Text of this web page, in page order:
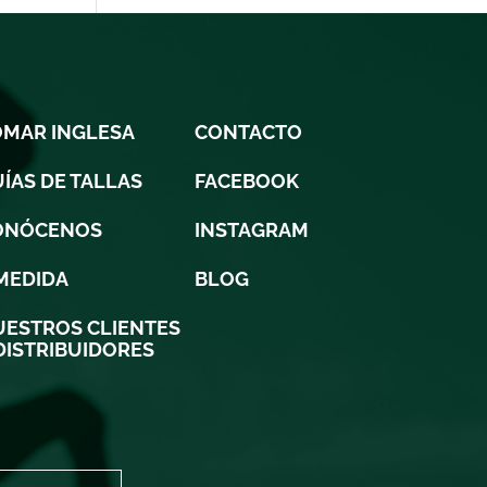
INGLESA
DE TALLAS
CLIENTES
CONTACTO
FACEBOOK
INSTAGRAM
BLOG